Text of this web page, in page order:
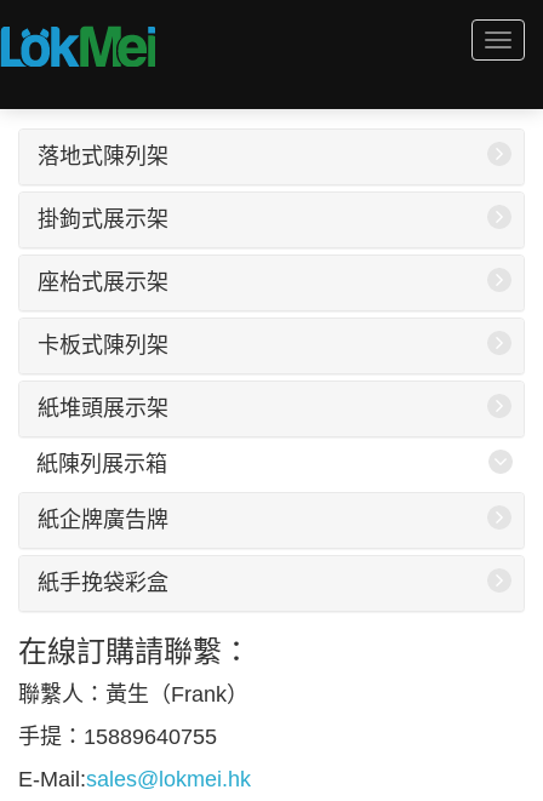
落地式陳列架
掛鉤式展示架
座枱式展示架
卡板式陳列架
紙堆頭展示架
紙陳列展示箱
紙企牌廣告牌
紙手挽袋彩盒
在線訂購請聯繫：
聯繫人：黃生（Frank）
手提：15889640755
E-Mail:sales@lokmei.hk